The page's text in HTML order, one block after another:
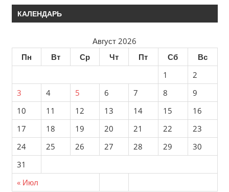
с
КАЛЕНДАРЬ
Август 2026
Пн
Вт Ср Чт Пт Сб Вс
« Июл
1
2
3
4 5 6 7 8
9
10
11 12 13 14 15
16
17
18 19 20 21 22
23
24
25 26 27 28 29
30
31